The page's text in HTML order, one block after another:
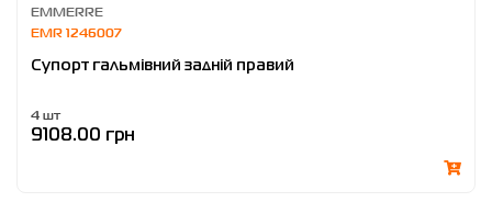
EMMERRE
EMR 1246007
Супорт гальмівний задній правий
4 шт
9108.00 грн